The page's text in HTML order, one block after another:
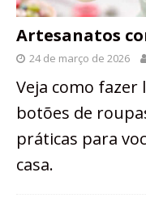
Artesanatos
24 de março de 2026
Veja como
botões de
práticas para
casa.